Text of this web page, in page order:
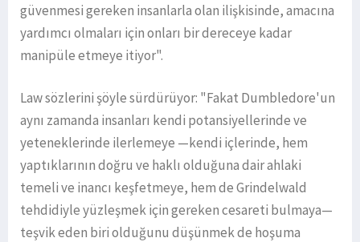
güvenmesi gereken insanlarla olan ilişkisinde, amacına
yardımcı olmaları için onları bir dereceye kadar
manipüle etmeye itiyor".
Law sözlerini şöyle sürdürüyor: "Fakat Dumbledore'un
aynı zamanda insanları kendi potansiyellerinde ve
yeteneklerinde ilerlemeye —kendi içlerinde, hem
yaptıklarının doğru ve haklı olduğuna dair ahlaki
temeli ve inancı keşfetmeye, hem de Grindelwald
tehdidiyle yüzleşmek için gereken cesareti bulmaya—
teşvik eden biri olduğunu düşünmek de hoşuma